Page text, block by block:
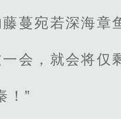
藤蔓宛若深海章
会，就会将仅
！”